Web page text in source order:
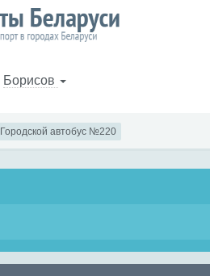
Борисов
Городской автобус №220